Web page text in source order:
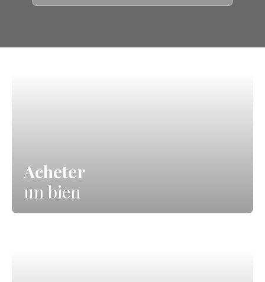
Acheter
un bien